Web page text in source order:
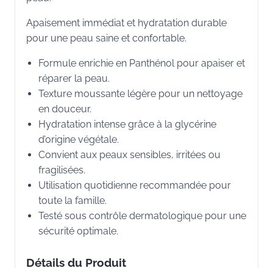
Apaisement immédiat et hydratation durable
pour une peau saine et confortable.
Formule enrichie en Panthénol pour apaiser et
réparer la peau.
Texture moussante légère pour un nettoyage
en douceur.
Hydratation intense grâce à la glycérine
d’origine végétale.
Convient aux peaux sensibles, irritées ou
fragilisées.
Utilisation quotidienne recommandée pour
toute la famille.
Testé sous contrôle dermatologique pour une
sécurité optimale.
Détails du Produit